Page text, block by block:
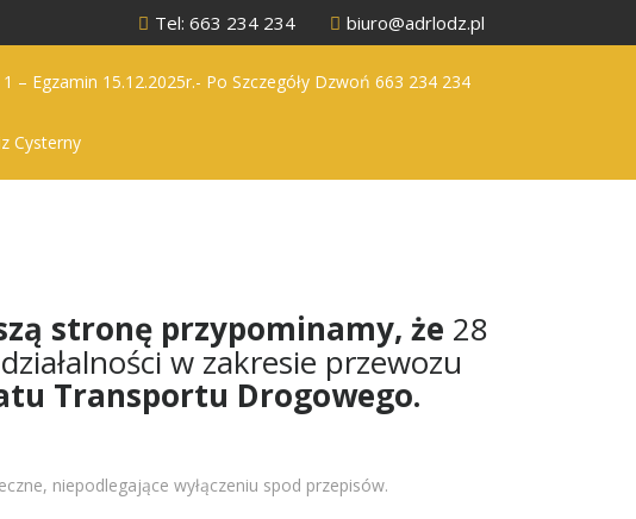
Tel: 663 234 234 biuro@adrlodz.pl
– Egzamin 15.12.2025r.- Po Szczegóły Dzwoń 663 234 234
Cysterny
stronę przypominamy, że 28
w zakresie przewozu
Transportu Drogowego.
niepodlegające wyłączeniu spod przepisów.